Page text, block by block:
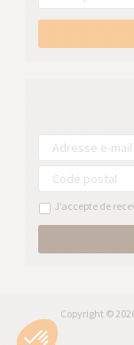
J’accepte de
Copyright ©